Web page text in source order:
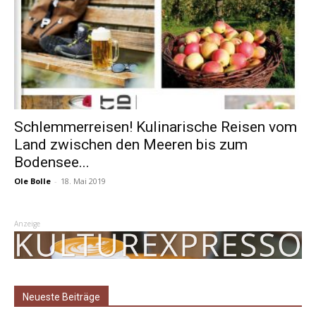
Schlemmerreisen! Kulinarische Reisen vom
Land zwischen den Meeren bis zum
Bodensee...
Ole Bolle - 18. Mai 2019
Anzeige
Neueste Beiträge